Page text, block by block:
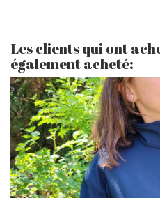
Les clients qui ont
également acheté: